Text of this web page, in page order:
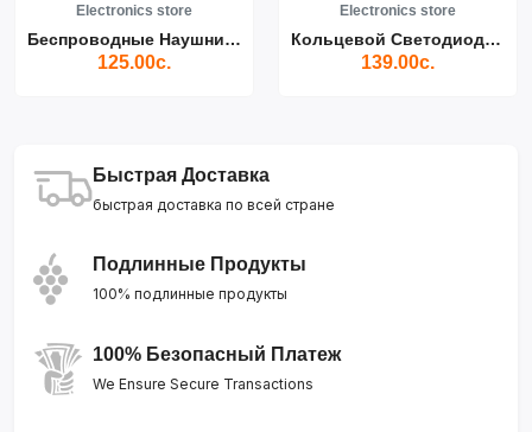
Electronics store
Беспроводные Наушники Air...
125.00с.
Electronics store
Кольцевой Светодиодный Св...
139.00с.
Быстрая Доставка
быстрая доставка по всей стране
Подлинные Продукты
100% подлинные продукты
100% Безопасный Платеж
We Ensure Secure Transactions